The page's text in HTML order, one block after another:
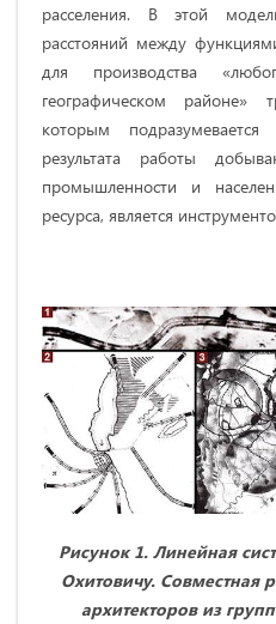
расселения. В этой
расстояний между
для производства
географическом районе»
которым
результата работы
промышленности и
ресурса, является
Рисунок 1. Линейная
Охитовичу. Совместная
архитекторов из